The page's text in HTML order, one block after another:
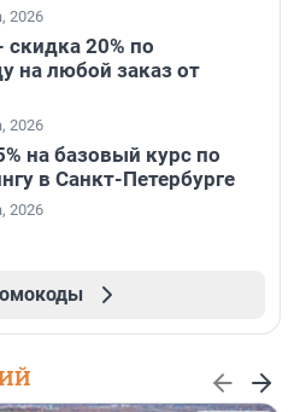
2026
скидка 20% по
на любой заказ от
2026
на базовый курс по
в Санкт-Петербурге
2026